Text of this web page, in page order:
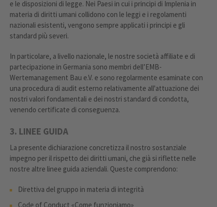
e le disposizioni di legge. Nei Paesi in cui i principi di Implenia in
materia di diritti umani collidono con le leggi e i regolamenti
nazionali esistenti, vengono sempre applicati i principi e gli
standard più severi.
In particolare, a livello nazionale, le nostre società affiliate e di
partecipazione in Germania sono membri dell’EMB-
Wertemanagement Bau e.V. e sono regolarmente esaminate con
una procedura di audit esterno relativamente all'attuazione dei
nostri valori fondamentali e dei nostri standard di condotta,
venendo certificate di conseguenza.
3. LINEE GUIDA
La presente dichiarazione concretizza il nostro sostanziale
impegno per il rispetto dei diritti umani, che già si riflette nelle
nostre altre linee guida aziendali. Queste comprendono:
Direttiva del gruppo in materia di integrità
Code of Conduct «Come funzioniamo»